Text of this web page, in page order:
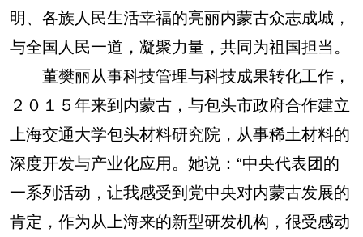
明、各族人民生活幸福的亮丽内蒙古众志成城，
与全国人民一道，凝聚力量，共同为祖国担当。
董樊丽从事科技管理与科技成果转化工作，
２０１５年来到内蒙古，与包头市政府合作建立
上海交通大学包头材料研究院，从事稀土材料的
深度开发与产业化应用。她说：“中央代表团的
一系列活动，让我感受到党中央对内蒙古发展的
肯定，作为从上海来的新型研发机构，很受感动